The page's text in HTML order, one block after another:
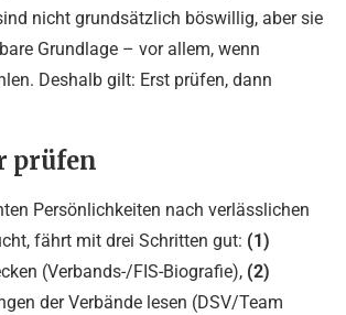
nicht grundsätzlich böswillig, aber sie
Grundlage – vor allem, wenn
Deshalb gilt: Erst prüfen, dann
prüfen
Persönlichkeiten nach verlässlichen
fährt mit drei Schritten gut: (1)
(Verbands-/FIS-Biografie), (2)
der Verbände lesen (DSV/Team